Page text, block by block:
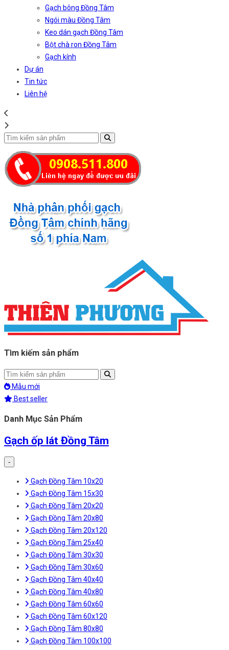
Gạch bông Đồng Tâm
Ngói màu Đồng Tâm
Keo dán gạch Đồng Tâm
Bột chà ron Đồng Tâm
Gạch kính
Dự án
Tin tức
Liên hệ
Tìm kiếm sản phẩm
Mẫu mới
Best seller
Danh Mục Sản Phẩm
Gạch ốp lát Đồng Tâm
-
Gạch Đồng Tâm 10x20
Gạch Đồng Tâm 15x30
Gạch Đồng Tâm 20x20
Gạch Đồng Tâm 20x80
Gạch Đồng Tâm 20x120
Gạch Đồng Tâm 25x40
Gạch Đồng Tâm 30x30
Gạch Đồng Tâm 30x60
Gạch Đồng Tâm 40x40
Gạch Đồng Tâm 40x80
Gạch Đồng Tâm 60x60
Gạch Đồng Tâm 60x120
Gạch Đồng Tâm 80x80
Gạch Đồng Tâm 100x100